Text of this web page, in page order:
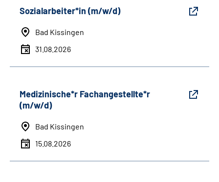
Sozialarbeiter*in (m/w/d)
Bad Kissingen
31.08.2026
Medizinische*r Fachangestellte*r
(m/w/d)
Bad Kissingen
15.08.2026